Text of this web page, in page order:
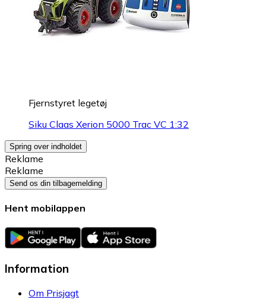
Fjernstyret legetøj
Siku Claas Xerion 5000 Trac VC 1:32
Spring over indholdet
Reklame
Reklame
Send os din tilbagemelding
Hent mobilappen
Information
Om Prisjagt